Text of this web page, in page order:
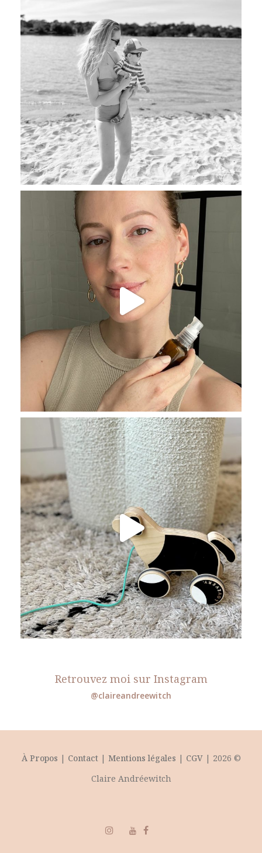
Retrouvez moi sur Instagram
@claireandreewitch
À Propos | Contact | Mentions légales | CGV| 2026 ©
Claire Andréewitch